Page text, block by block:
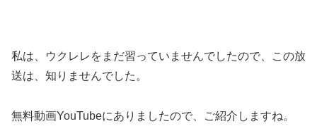
私は、ウクレレをまだ習っていませんでしたので、この放
送は、知りませんでした。
無料動画YouTubeにありましたので、ご紹介しますね。